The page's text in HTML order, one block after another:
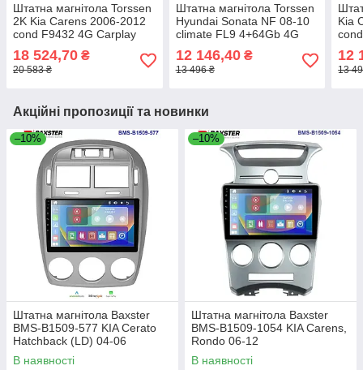
Штатна магнітола Torssen
2K Kia Carens 2006-2012
cond F9432 4G Carplay
18 524,70 ₴
20 583 ₴
Штатна магнітола Torssen
Hyundai Sonata NF 08-10
climate FL9 4+64Gb 4G
12 146,40₴
13 496 ₴
Kia
12
13
Акційні пропозиції та новинки
–10%
Штатна магнітола Baxster
BMS-B1509-577 KIA Cerato
Hatchback (LD) 04-06
В наявності
–10%
Штатна магнітола Baxster
BMS-B1509-1054 KIA Carens,
Rondo 06-12
В наявності